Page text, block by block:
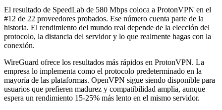
El resultado de SpeedLab de 580 Mbps coloca a ProtonVPN en el
#12 de 22 proveedores probados. Ese número cuenta parte de la
historia. El rendimiento del mundo real depende de la elección del
protocolo, la distancia del servidor y lo que realmente hagas con la
conexión.
WireGuard ofrece los resultados más rápidos en ProtonVPN. La
empresa lo implementa como el protocolo predeterminado en la
mayoría de las plataformas. OpenVPN sigue siendo disponible para
usuarios que prefieren madurez y compatibilidad amplia, aunque
espera un rendimiento 15-25% más lento en el mismo servidor.